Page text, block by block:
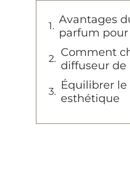
Avantages
parfum
Comment
diffuseur de
Équilibrer
esthétique